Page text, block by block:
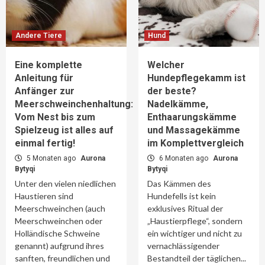
Andere Tiere
Eine komplette
Anleitung für
Anfänger zur
Meerschweinchenhaltung:
Vom Nest bis zum
Spielzeug ist alles auf
einmal fertig!
5 Monaten ago Aurona
Bytyqi
Unter den vielen niedlichen
Haustieren sind
Meerschweinchen (auch
Meerschweinchen oder
Holländische Schweine
genannt) aufgrund ihres
sanften, freundlichen und
Hund
Welcher
Hundepflegekamm ist
der beste?
Nadelkämme,
Enthaarungskämme
und Massagekämme
im Komplettvergleich
6 Monaten ago Aurona
Bytyqi
Das Kämmen des
Hundefells ist kein
exklusives Ritual der
„Haustierpflege“, sondern
ein wichtiger und nicht zu
vernachlässigender
Bestandteil der täglichen...